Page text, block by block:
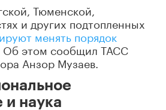
Тюменской,
и других подтопленных
менять порядок
Об этом сообщил ТАСС
Анзор Музаев.
и наука